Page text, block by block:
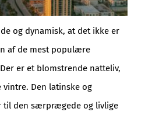
og dynamisk, at det ikke er
af de mest populære
er et blomstrende natteliv,
Den latinske og
til den særprægede og livlige